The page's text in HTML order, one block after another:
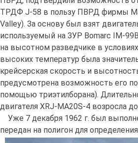
ТРДФ J-58 в пользу ПВРД фирмы
Valley). За основу был взят
используемый на ЗУР Bomarc IM-
на высотном разведчике в
высоких температур была
крейсерская скорость и
предусмотрена возможность его
помощью триэтилборана).
двигателя XRJ-MA20S-4 возросла до
Уже 7 декабря 1962 г. был
передан на полигон для